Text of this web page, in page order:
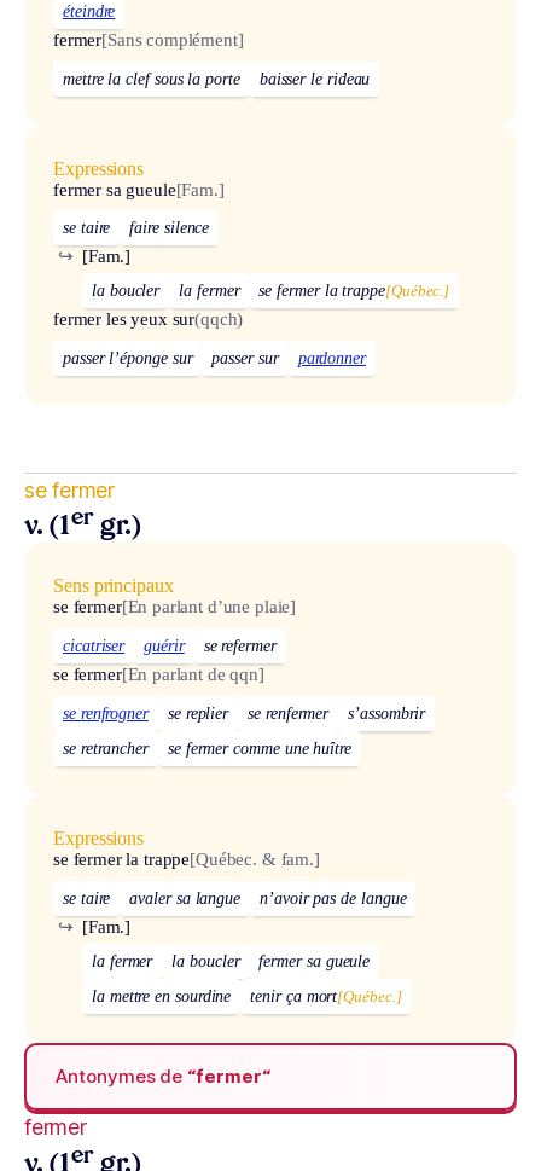
éteindre
fermer[Sans complément]
mettre la clef sous la porte baisser le rideau
Expressions
fermer sa gueule[Fam.]
se taire faire silence
[Fam.]
↪
la boucler la fermer se fermer la trappe[Québec.]
fermer les yeux sur(qqch)
passer l’éponge sur passer sur pardonner
se fermer
v. (1er gr.)
Sens principaux
se fermer[En parlant d’une plaie]
cicatriser guérir se refermer
se fermer[En parlant de qqn]
se renfrogner se replier se renfermer
s’assombrir
se retrancher
se fermer comme une huître
Expressions
se fermer la trappe[Québec. & fam.]
se taire avaler sa langue n’avoir pas de langue
[Fam.]
↪
la fermer la boucler
fermer sa gueule
la mettre en sourdine
tenir ça mort[Québec.]
Antonymes de “fermer“
fermer
v. (1er gr.)